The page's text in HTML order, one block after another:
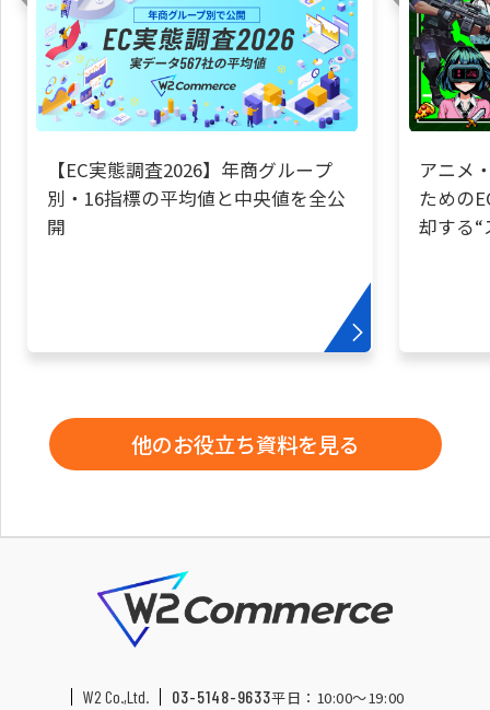
【EC実態調査2026】年商グループ
別・16指標の平均値と中央値を全公
開
アニメ
ための
却する
他のお役立ち資料を見る
W2 Co.,Ltd. 03-5148-9633平日：10:00〜19:00